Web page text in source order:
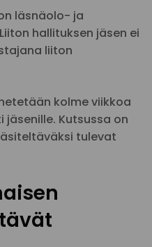
läsnäolo- ja
hallituksen jäsen ei
liiton
kolme viikkoa
Kutsussa on
tulevat